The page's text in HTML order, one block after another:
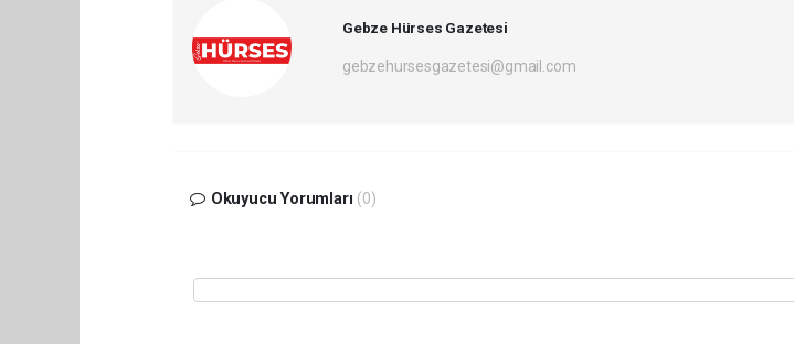
Gebze Hürses Gazetesi
gebzehursesgazetesi@gmail.com
Okuyucu Yorumları (0)